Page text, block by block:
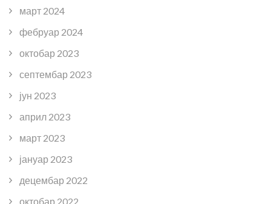
март 2024
фебруар 2024
октобар 2023
септембар 2023
јун 2023
април 2023
март 2023
јануар 2023
децембар 2022
октобар 2022